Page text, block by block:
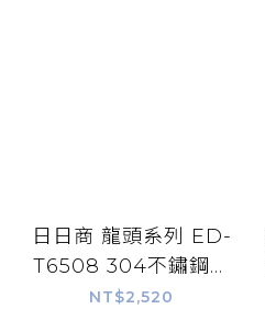
日日商 龍頭系列 ED-
T6508 304不鏽鋼滑
桿
NT$2,520